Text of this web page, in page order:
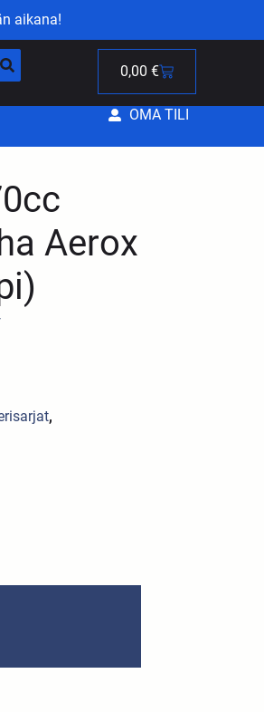
aikana!
0,00 €
OMA TILI
Aerox
,